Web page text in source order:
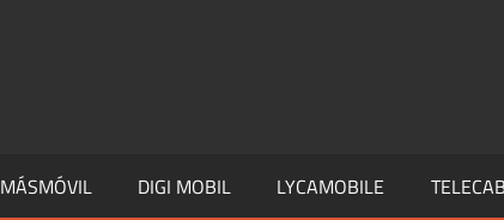
MÁSMÓVIL DIGI MOBIL LYCAMOBILE